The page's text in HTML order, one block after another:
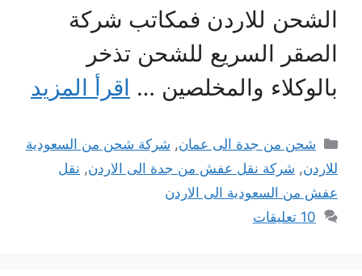
الشحن للاردن فمكاتب شركة
الصقر السريع للشحن تذخر
بالوكلاء والمخلصين … اقرأ المزيد
التصنيفات
شحن من جدة الى عمان, شركة شحن من السعودية
للاردن, شركة نقل عفش من جدة الى الاردن, نقل
عفش من السعودية الى الاردن
10 تعليقات